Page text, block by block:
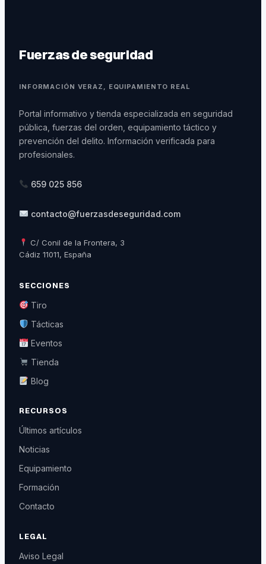
Fuerzas de seguridad
INFORMACIÓN VERAZ, EQUIPAMIENTO REAL
Portal informativo y tienda especializada en seguridad
pública, fuerzas del orden, equipamiento táctico y
prevención del delito. Información verificada para
profesionales.
659 025 856
contacto@fuerzasdeseguridad.com
C/ Conil de la Frontera, 3
Cádiz 11011, España
SECCIONES
Tiro
Tácticas
Eventos
Tienda
Blog
RECURSOS
Últimos artículos
Noticias
Equipamiento
Formación
Contacto
LEGAL
Aviso Legal